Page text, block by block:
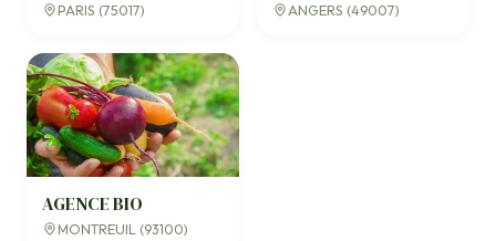
PARIS (75017) ANGERS (49007)
AGENCE BIO
MONTREUIL (93100)